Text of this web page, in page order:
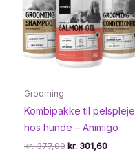
Grooming
Kombipakke til pelspleje
hos hunde – Animigo
kr.377,00 Den
kr. 301,60Den